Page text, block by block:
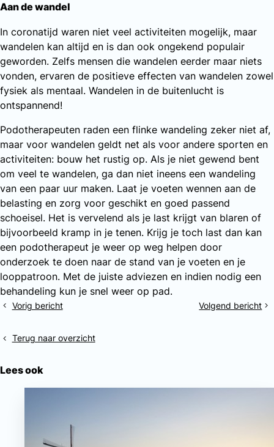
Aan de wandel
In coronatijd waren niet veel activiteiten mogelijk, maar
wandelen kan altijd en is dan ook ongekend populair
geworden. Zelfs mensen die wandelen eerder maar niets
vonden, ervaren de positieve effecten van wandelen zowel
fysiek als mentaal. Wandelen in de buitenlucht is
ontspannend!
Podotherapeuten raden een flinke wandeling zeker niet af,
maar voor wandelen geldt net als voor andere sporten en
activiteiten: bouw het rustig op. Als je niet gewend bent
om veel te wandelen, ga dan niet ineens een wandeling
van een paar uur maken. Laat je voeten wennen aan de
belasting en zorg voor geschikt en goed passend
schoeisel. Het is vervelend als je last krijgt van blaren of
bijvoorbeeld kramp in je tenen. Krijg je toch last dan kan
een podotherapeut je weer op weg helpen door
onderzoek te doen naar de stand van je voeten en je
looppatroon. Met de juiste adviezen en indien nodig een
behandeling kun je snel weer op pad.
Vorig bericht
Meer
op
diabetes
Volgend bericht
Ontdek
Terug naar overzicht
Lees ook